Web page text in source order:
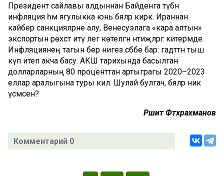
Президент сайлавы алдыннан Байденга түбән
инфляция һәм ягулыкка юнь бәяләр кирәк. Ираннан
кайбер санкцияләрне алу, Венесуэлага «кара алтын»
экспортын рөхсәт итү әлегә көтелгән нәтиҗәләргә китермәде.
Инфляциянең тагын бер нигез сәбәбе бар: гадәттән тыш
күп итеп акча басу. АКШ тарихында басылган
долларларның 80 проценттан артыграгы 2020–2023
еллар аралыгына туры килә. Шулай булгач, бәяләр ник
үсмәсен?
Рәшит Фәтхрахманов
Комментарий 0